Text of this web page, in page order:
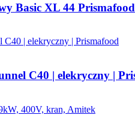
Basic XL 44 Prismafood
C40 | elekryczny |